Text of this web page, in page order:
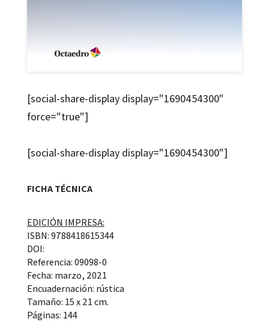
[social-share-display display="1690454300"
force="true"]
[social-share-display display="1690454300"]
FICHA TÉCNICA
EDICIÓN IMPRESA:
ISBN: 9788418615344
DOI:
Referencia: 09098-0
Fecha: marzo, 2021
Encuadernación: rústica
Tamaño: 15 x 21 cm.
Páginas: 144